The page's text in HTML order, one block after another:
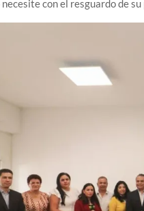
con el resguardo de